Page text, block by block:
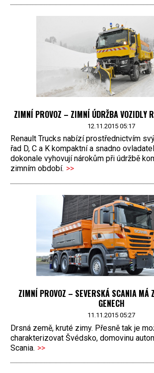
ZIMNÍ PROVOZ – ZIMNÍ ÚDRŽBA VOZIDLY
12.11.2015 05:17
Renault Trucks nabízí prostřednictvím
řad D, C a K kompaktní a snadno
dokonale vyhovují nárokům při údržbě
zimním období. >>
ZIMNÍ PROVOZ – SEVERSKÁ SCANIA MÁ
GENECH
11.11.2015 05:27
Drsná země, kruté zimy. Přesně tak je
charakterizovat Švédsko, domovinu
Scania. >>